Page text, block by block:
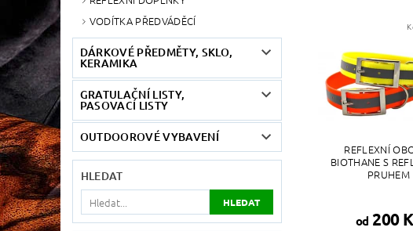
VODÍTKA PŘEDVÁDĚCÍ
DÁRKOVÉ PŘEDMĚTY, SKLO,
KERAMIKA
GRATULAČNÍ LISTY,
PASOVACÍ LISTY
OUTDOOROVÉ VYBAVENÍ
HLEDAT
REFLEXNÍ
BIOTHANE S
PRUHEM
od 200